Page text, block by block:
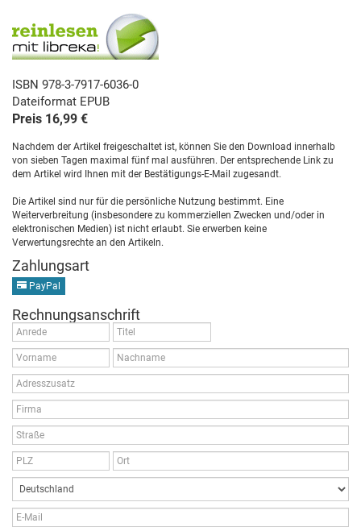
ISBN 978-3-7917-6036-0
Dateiformat EPUB
Preis 16,99 €
Nachdem der Artikel freigeschaltet ist, können Sie den Download innerhalb
von sieben Tagen maximal fünf mal ausführen. Der entsprechende Link zu
dem Artikel wird Ihnen mit der Bestätigungs-E-Mail zugesandt.
Die Artikel sind nur für die persönliche Nutzung bestimmt. Eine
Weiterverbreitung (insbesondere zu kommerziellen Zwecken und/oder in
elektronischen Medien) ist nicht erlaubt. Sie erwerben keine
Verwertungsrechte an den Artikeln.
Zahlungsart
PayPal
Rechnungsanschrift